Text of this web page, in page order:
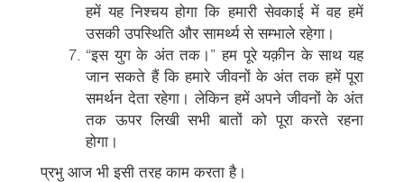
हमें यह निश्चय होगा कि हमारी सेवकाई में वह हमें
उसकी उपस्थिति और सामर्थ्य से सम्भाले रहेगा।
“इस युग के अंत तक।” हम पूरे यक़ीन के साथ यह
जान सकते हैं कि हमारे जीवनों के अंत तक हमें पूरा
समर्थन देता रहेगा। लेकिन हमें अपने जीवनों के अंत
तक ऊपर लिखी सभी बातों को पूरा करते रहना
होगा।
प्रभु आज भी इसी तरह काम करता है।